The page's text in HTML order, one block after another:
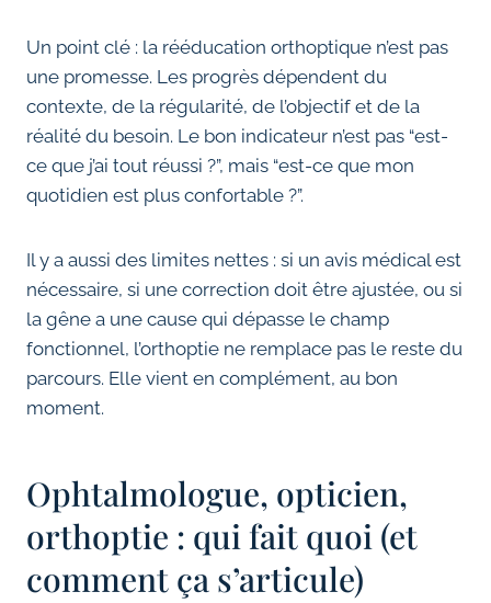
Un point clé : la rééducation orthoptique n’est pas
une promesse. Les progrès dépendent du
contexte, de la régularité, de l’objectif et de la
réalité du besoin. Le bon indicateur n’est pas “est-
ce que j’ai tout réussi ?”, mais “est-ce que mon
quotidien est plus confortable ?”.
Il y a aussi des limites nettes : si un avis médical est
nécessaire, si une correction doit être ajustée, ou si
la gêne a une cause qui dépasse le champ
fonctionnel, l’orthoptie ne remplace pas le reste du
parcours. Elle vient en complément, au bon
moment.
Ophtalmologue, opticien,
orthoptie : qui fait quoi (et
comment ça s’articule)